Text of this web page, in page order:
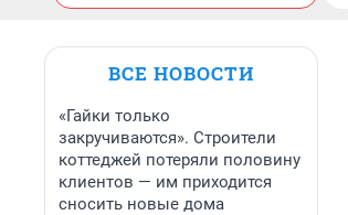
ВСЕ НОВОСТИ
«Гайки только
закручиваются». Строители
коттеджей потеряли половину
клиентов — им приходится
сносить новые дома